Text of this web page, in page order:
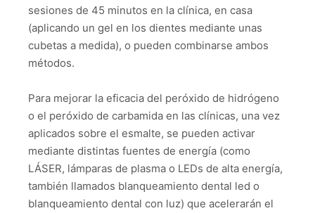
sesiones de 45 minutos en la clínica, en casa
(aplicando un gel en los dientes mediante unas
cubetas a medida), o pueden combinarse ambos
métodos.
Para mejorar la eficacia del peróxido de hidrógeno
o el peróxido de carbamida en las clínicas, una vez
aplicados sobre el esmalte, se pueden activar
mediante distintas fuentes de energía (como
LÁSER, lámparas de plasma o LEDs de alta energía,
también llamados blanqueamiento dental led o
blanqueamiento dental con luz) que acelerarán el